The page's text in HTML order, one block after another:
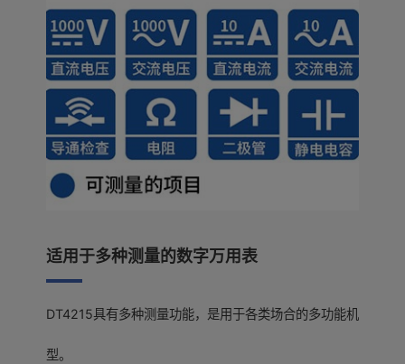
适用于多种测量的数字万用表
DT4215具有多种测量功能，是用于各类场合的多功能机
型。